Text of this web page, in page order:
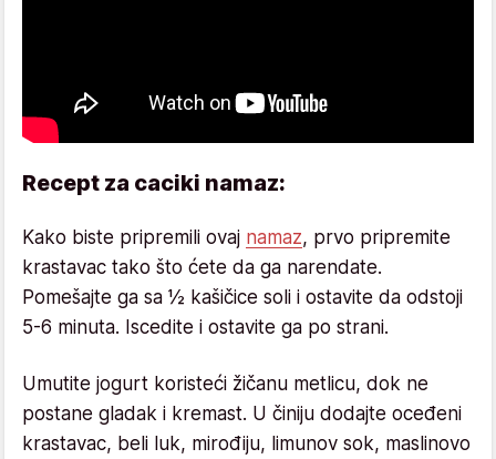
Recept za caciki namaz:
Kako biste pripremili ovaj namaz, prvo pripremite
krastavac tako što ćete da ga narendate.
Pomešajte ga sa ½ kašičice soli i ostavite da odstoji
5-6 minuta. Iscedite i ostavite ga po strani.
Umutite jogurt koristeći žičanu metlicu, dok ne
postane gladak i kremast. U činiju dodajte oceđeni
krastavac, beli luk, mirođiju, limunov sok, maslinovo